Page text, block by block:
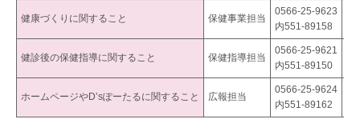
健康づくりに関すること 保健事業担当
0566-25-9623
内551-89158
健診後の保健指導に関すること 保健指導担当
0566-25-9621
内551-89150
ホームページやD’sぽーたるに関すること 広報担当
0566-25-9624
内551-89162